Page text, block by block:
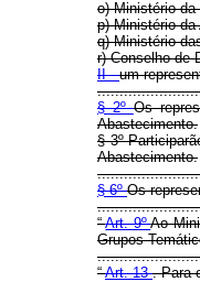
o) Ministério
p) Ministério
q) Ministério
r) Conselho de
II -um
§ 2ºOs
Abastecimento.
§ 3º
Abastecimento.
§ 6ºOs
“Art. 9ºAo
Grupos
“Art. 13. Para